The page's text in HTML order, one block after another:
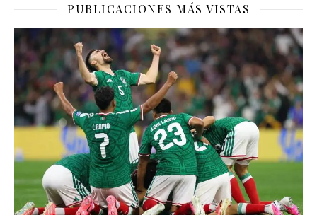
PUBLICACIONES MÁS VISTAS